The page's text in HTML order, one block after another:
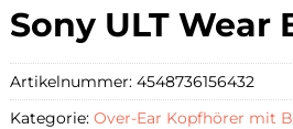
Sony ULT
Artikelnummer: 4548736156432
Kategorie: Over-Ear Kopfhörer mit